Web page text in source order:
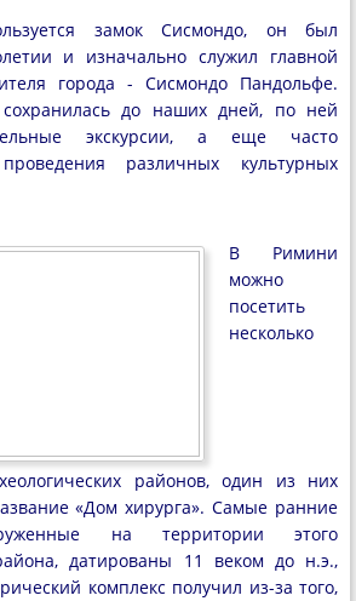
замок Сисмондо, он был
и изначально служил главной
города - Сисмондо Пандольфе.
сохранилась до наших дней, по ней
экскурсии, а еще часто
различных культурных
В Римини
можно
посетить
несколько
районов, один из них
«Дом хирурга». Самые ранние
на территории этого
датированы 11 веком до н.э.,
комплекс получил из-за того,